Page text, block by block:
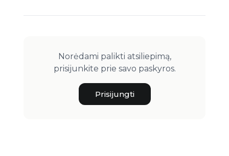
Norėdami palikti atsiliepimą,
prisijunkite prie savo paskyros.
Prisijungti